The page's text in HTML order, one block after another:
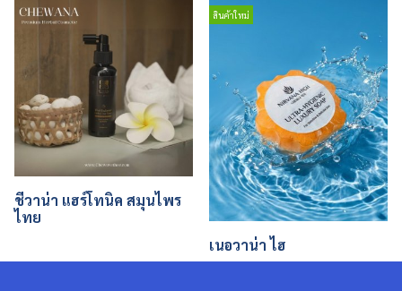
ชีวาน่า แฮร์โทนิค สมุนไพร
ไทย
สินค้าใหม่
เนอวาน่า ไฮ